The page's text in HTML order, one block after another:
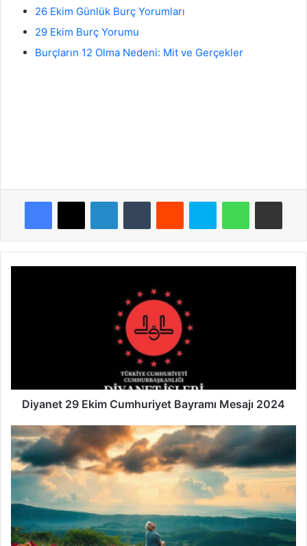
26 Ekim Günlük Burç Yorumları
29 Ekim Burç Yorumu
Burçların 12 Olma Nedeni: Mit ve Gerçekler
Facebook
X LinkedInTumblr Reddit Skype WhatsAppE-Posta ile
Diyanet 29 Ekim Cumhuriyet Bayramı Mesajı 2024
Cehalet
gerçekten
mutluluk
mudur?